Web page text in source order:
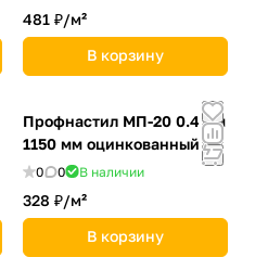
481 ₽/м²
В корзину
Профнастил MП-20 0.4 мм
1150 мм оцинкованный
0 0 В наличии
328 ₽/м²
В корзину